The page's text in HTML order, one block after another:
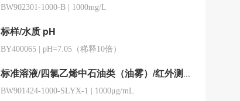
BW902301-1000-B 1000mg/L
标样/水质 pH
BY400065 pH=7.05（稀释10倍）
标准溶液/四氯乙烯中石油类（油雾）/红外测油仪用
BW901424-1000-SLYX-1 1000μg/mL